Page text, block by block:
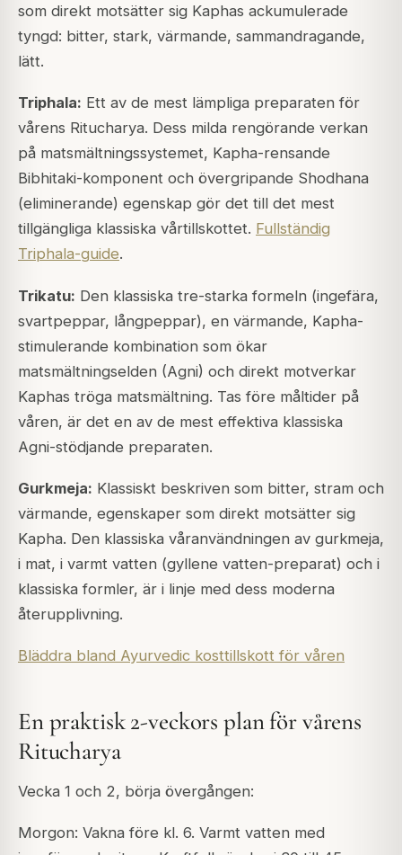
som direkt motsätter sig Kaphas ackumulerade
tyngd: bitter, stark, värmande, sammandragande,
lätt.
Triphala: Ett av de mest lämpliga preparaten för
vårens Ritucharya. Dess milda rengörande verkan
på matsmältningssystemet, Kapha-rensande
Bibhitaki-komponent och övergripande Shodhana
(eliminerande) egenskap gör det till det mest
tillgängliga klassiska vårtillskottet. Fullständig
Triphala-guide.
Trikatu: Den klassiska tre-starka formeln (ingefära,
svartpeppar, långpeppar), en värmande, Kapha-
stimulerande kombination som ökar
matsmältningselden (Agni) och direkt motverkar
Kaphas tröga matsmältning. Tas före måltider på
våren, är det en av de mest effektiva klassiska
Agni-stödjande preparaten.
Gurkmeja: Klassiskt beskriven som bitter, stram och
värmande, egenskaper som direkt motsätter sig
Kapha. Den klassiska våranvändningen av gurkmeja,
i mat, i varmt vatten (gyllene vatten-preparat) och i
klassiska formler, är i linje med dess moderna
återupplivning.
Bläddra bland Ayurvedic kosttillskott för våren
En praktisk 2-veckors plan för vårens
Ritucharya
Vecka 1 och 2, börja övergången:
Morgon: Vakna före kl. 6. Varmt vatten med